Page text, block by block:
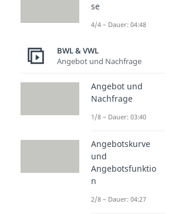
se
4/4 – Dauer: 04:48
BWL & VWL
Angebot und Nachfrage
Angebot und
Nachfrage
1/8 – Dauer: 03:40
Angebotskurve
und
Angebotsfunktio
n
2/8 – Dauer: 04:27